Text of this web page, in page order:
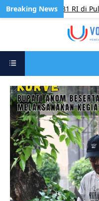
Voli HUT ke-81 RI di Pulosari